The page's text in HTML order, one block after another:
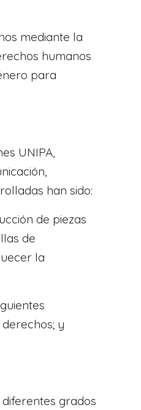
mediante la
humanos
para
UNIPA,
han sido:
de piezas
de
la
y
grados